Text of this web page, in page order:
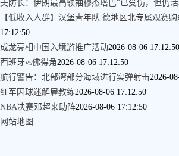
美防长：伊朗最高领袖穆杰塔巴“已受伤，但仍活
【低收入人群】汉堡青年队 德地区北专属观赛
17:12:50
成龙亮相中国入境游推广活动2026-08-06 17:12:50
西班牙vs佛得角2026-08-06 17:12:50
航行警告：北部湾部分海域进行实弹射击2026-
红军因球迷解雇教练2026-08-06 17:12:50
NBA决赛邓超来助阵2026-08-06 17:12:50
网站地图